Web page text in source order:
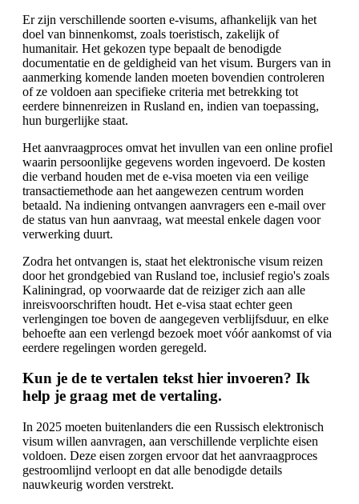
Er zijn verschillende soorten e-visums, afhankelijk van het
doel van binnenkomst, zoals toeristisch, zakelijk of
humanitair. Het gekozen type bepaalt de benodigde
documentatie en de geldigheid van het visum. Burgers van in
aanmerking komende landen moeten bovendien controleren
of ze voldoen aan specifieke criteria met betrekking tot
eerdere binnenreizen in Rusland en, indien van toepassing,
hun burgerlijke staat.
Het aanvraagproces omvat het invullen van een online profiel
waarin persoonlijke gegevens worden ingevoerd. De kosten
die verband houden met de e-visa moeten via een veilige
transactiemethode aan het aangewezen centrum worden
betaald. Na indiening ontvangen aanvragers een e-mail over
de status van hun aanvraag, wat meestal enkele dagen voor
verwerking duurt.
Zodra het ontvangen is, staat het elektronische visum reizen
door het grondgebied van Rusland toe, inclusief regio's zoals
Kaliningrad, op voorwaarde dat de reiziger zich aan alle
inreisvoorschriften houdt. Het e-visa staat echter geen
verlengingen toe boven de aangegeven verblijfsduur, en elke
behoefte aan een verlengd bezoek moet vóór aankomst of via
eerdere regelingen worden geregeld.
Kun je de te vertalen tekst hier invoeren? Ik
help je graag met de vertaling.
In 2025 moeten buitenlanders die een Russisch elektronisch
visum willen aanvragen, aan verschillende verplichte eisen
voldoen. Deze eisen zorgen ervoor dat het aanvraagproces
gestroomlijnd verloopt en dat alle benodigde details
nauwkeurig worden verstrekt.